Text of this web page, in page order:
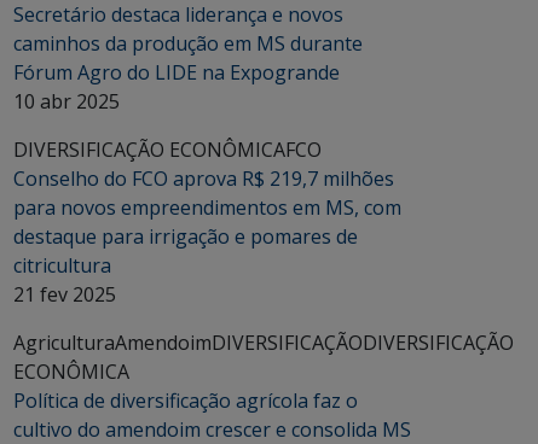
Secretário destaca liderança e novos
caminhos da produção em MS durante
Fórum Agro do LIDE na Expogrande
10 abr 2025
DIVERSIFICAÇÃO ECONÔMICAFCO
Conselho do FCO aprova R$ 219,7 milhões
para novos empreendimentos em MS, com
destaque para irrigação e pomares de
citricultura
21 fev 2025
AgriculturaAmendoimDIVERSIFICAÇÃODIVERSIFICAÇÃO
ECONÔMICA
Política de diversificação agrícola faz o
cultivo do amendoim crescer e consolida MS